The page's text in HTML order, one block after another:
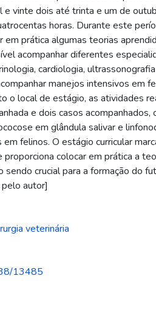
vinte dois até trinta e um de
horas. Durante este
em prática algumas teorias
acompanhar diferentes
cardiologia,
manejos intensivos em
o local de estágio, as atividades
e dois casos acompanhados,
em glândula salivar e
felinos. O estágio curricular
colocar em prática a
sendo crucial para a formação do
autor]
veterinária
13485